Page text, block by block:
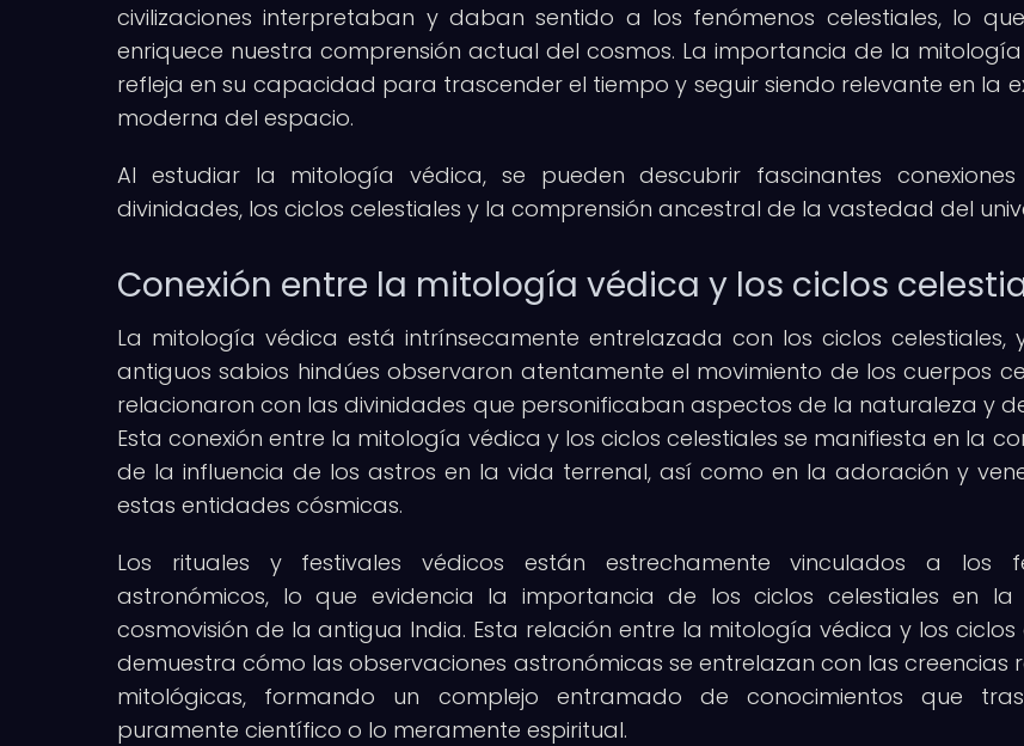
civilizaciones interpretaban y daban sentido a los fenómenos celestiales, lo
enriquece nuestra comprensión actual del cosmos. La importancia de la
refleja en su capacidad para trascender el tiempo y seguir siendo relevante en la
moderna del espacio.
Al estudiar la mitología védica, se pueden descubrir fascinantes
divinidades, los ciclos celestiales y la comprensión ancestral de la vastedad del
Conexión entre la mitología védica y los ciclos
La mitología védica está intrínsecamente entrelazada con los ciclos celestiales,
antiguos sabios hindúes observaron atentamente el movimiento de los cuerpos
relacionaron con las divinidades que personificaban aspectos de la naturaleza y
Esta conexión entre la mitología védica y los ciclos celestiales se manifiesta en la
de la influencia de los astros en la vida terrenal, así como en la adoración y
estas entidades cósmicas.
Los rituales y festivales védicos están estrechamente vinculados a los
astronómicos, lo que evidencia la importancia de los ciclos celestiales en
cosmovisión de la antigua India. Esta relación entre la mitología védica y los ciclos
demuestra cómo las observaciones astronómicas se entrelazan con las creencias
mitológicas, formando un complejo entramado de conocimientos que
puramente científico o lo meramente espiritual.